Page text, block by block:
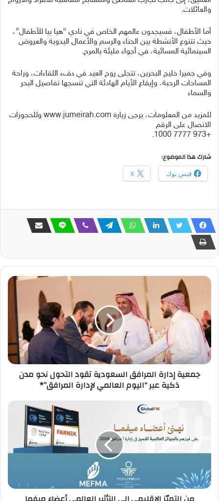
والعائلات.
أما الأطفال، فسيجدون عالمهم الخاص في نادي “هيا بيا للأطفال”،
حيث تتنوع الأنشطة بين الحناء والرسم والأعمال اليدوية والعروض
السينمائية المسائية، في أجواء مليئة بالمرح.
وفي جميرا خليج البحرين، تتجلى روح العيد في دفء اللقاءات، وراحة
المساحات الرحبة، وإيقاع الأيام الهادئة التي تنسجها تفاصيل البحر
والسماء
للمزيد من المعلومات، يرجى زيارة www.jumeirah.com وللحجوزات
الاتصال على الرقم
+973 7777 1000.
شارك هذا الموضوع:
فيس بوك X
جمعية إدارة المرافق السعودية تقود التحول نحو مدن
ذكية عبر “اليوم العالمي لإدارة المرافق”*